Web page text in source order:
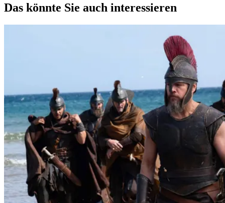
Das könnte Sie auch interessieren